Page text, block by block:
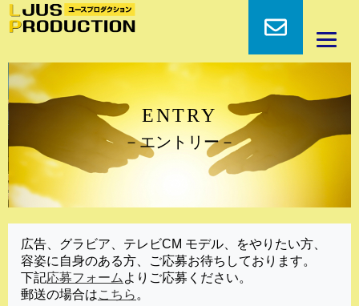
ENTRY
－エントリー－
広告、グラビア、テレビCM モデル、をやりたい方、
容姿に自身のある方、ご応募お待ちしております。
下記応募フォーム よりご応募ください。
郵送の場合はこちら 。